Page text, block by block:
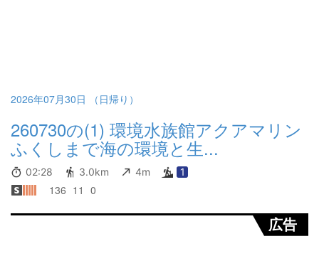
2026年07月30日 （日帰り）
260730の(1) 環境水族館アクアマリン
ふくしまで海の環境と生...
02:28 3.0km 4m 1
136 11 0
広告